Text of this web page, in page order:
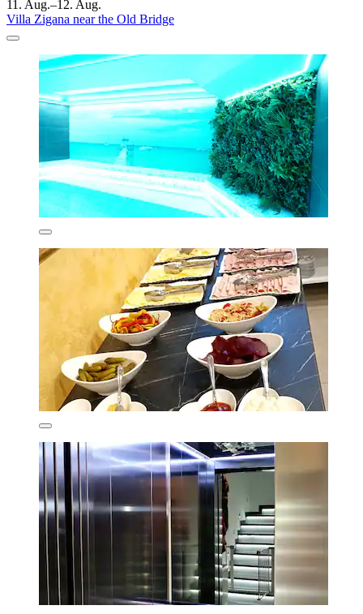
11. Aug.–12. Aug.
Villa Zigana near the Old Bridge